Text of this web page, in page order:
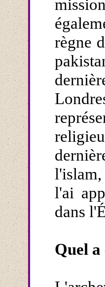
règne
l'ai
dans
Quel a